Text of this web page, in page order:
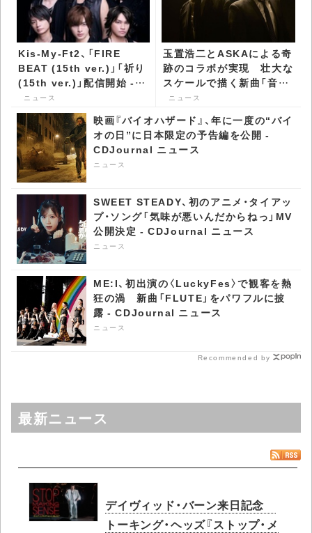
Kis-My-Ft2、「FIRE
BEAT (15th ver.)」「祈り
(15th ver.)」配信開始 -
CDJournal ニュース
ニュース
玉置浩二とASKAによる奇
跡のコラボが実現 壮大な
スケールで描く新曲「音銀
河」リリース決定 -
CDJournal ニュース
ニュース
映画『バイオハザード』、年に一度の“バイ
オの日”に日本限定の予告編を公開 -
CDJournal ニュース
ニュース
SWEET STEADY、初のアニメ・タイアッ
プ・ソング「気味が悪いんだからねっ」MV
公開決定 - CDJournal ニュース
ニュース
ME:I、初出演の〈LuckyFes〉で観客を熱
狂の渦 新曲「FLUTE」をパワフルに披
露 - CDJournal ニュース
ニュース
Recommended by
最新ニュース
デイヴィッド・バーン来日記念
トーキング・ヘッズ『ストップ・メ